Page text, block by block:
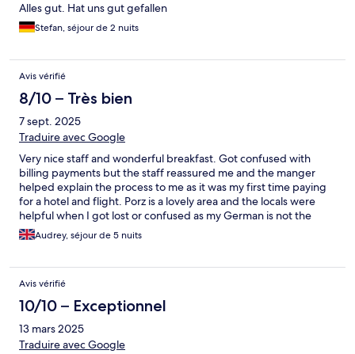
Alles gut. Hat uns gut gefallen
Stefan, séjour de 2 nuits
Avis vérifié
8/10 – Très bien
7 sept. 2025
Traduire avec Google
Very nice staff and wonderful breakfast. Got confused with
billing payments but the staff reassured me and the manger
helped explain the process to me as it was my first time paying
for a hotel and flight. Porz is a lovely area and the locals were
helpful when I got lost or confused as my German is not the
best. Would stay here again.
Audrey, séjour de 5 nuits
Avis vérifié
10/10 – Exceptionnel
13 mars 2025
Traduire avec Google